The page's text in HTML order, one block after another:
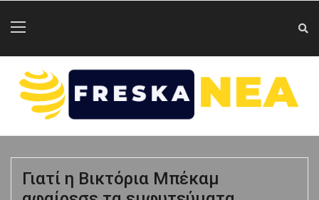
Γιατί η Βικτόρια Μπέκαμ